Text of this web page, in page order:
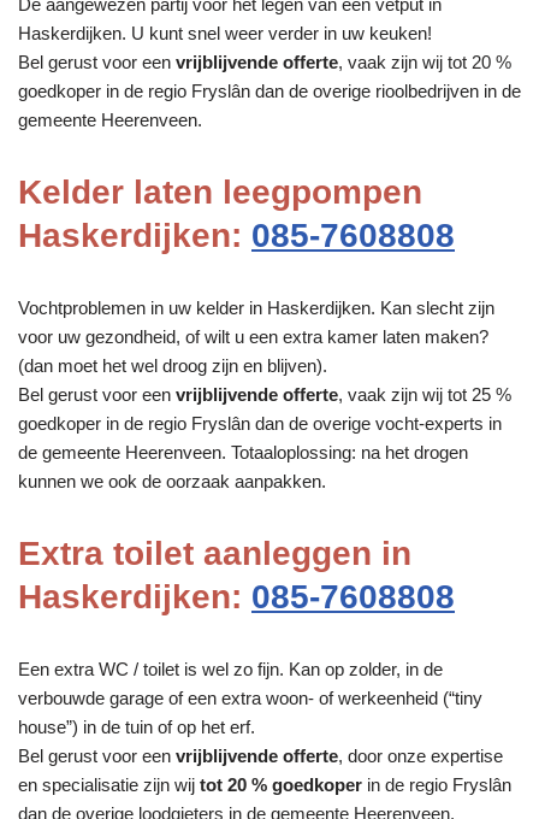
Haskerdijken. U kunt snel weer verder in uw keuken!
Bel gerust voor een vrijblijvende offerte, vaak zijn wij tot 20 %
goedkoper in de regio Fryslân dan de overige rioolbedrijven in de
gemeente Heerenveen.
Kelder laten leegpompen
Haskerdijken: 085-7608808
Vochtproblemen in uw kelder in Haskerdijken. Kan slecht zijn
voor uw gezondheid, of wilt u een extra kamer laten maken?
(dan moet het wel droog zijn en blijven).
Bel gerust voor een vrijblijvende offerte, vaak zijn wij tot 25 %
goedkoper in de regio Fryslân dan de overige vocht-experts in
de gemeente Heerenveen. Totaaloplossing: na het drogen
kunnen we ook de oorzaak aanpakken.
Extra toilet aanleggen in
Haskerdijken: 085-7608808
Een extra WC / toilet is wel zo fijn. Kan op zolder, in de
verbouwde garage of een extra woon- of werkeenheid (“tiny
house”) in de tuin of op het erf.
Bel gerust voor een vrijblijvende offerte, door onze expertise
en specialisatie zijn wij tot 20 % goedkoper in de regio Fryslân
dan de overige loodgieters in de gemeente Heerenveen.